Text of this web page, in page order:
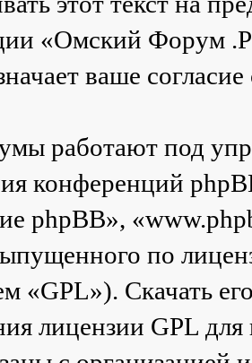
«Омский Форум
ваше
работают под
конференций
phpBB»,
по
«GPL»). Скачать
лицензии GPL